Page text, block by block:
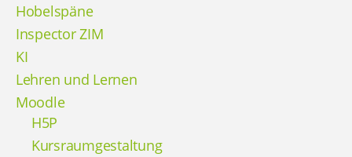
Hobelspäne
Inspector ZIM
KI
Lehren und Lernen
Moodle
H5P
Kursraumgestaltung